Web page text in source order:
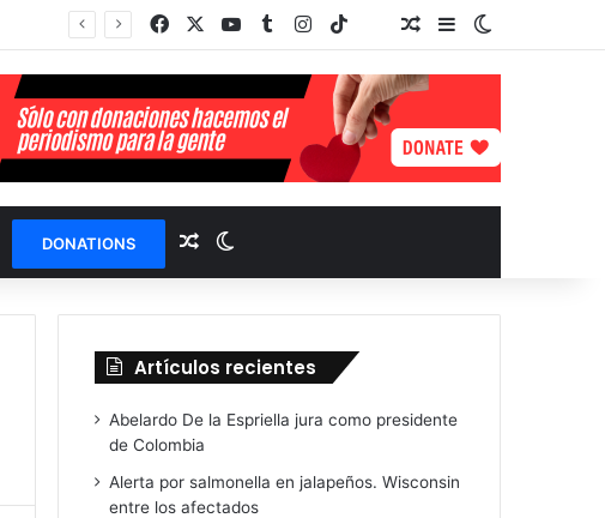
Facebook YouTubeTumblrInstagram
TikTok
TikTok
Random Article
Sidebar
DONATIONS Random Article
Artículos recientes
Abelardo De la Espriella jura como presidente
de Colombia
Alerta por salmonella en jalapeños. Wisconsin
entre los afectados